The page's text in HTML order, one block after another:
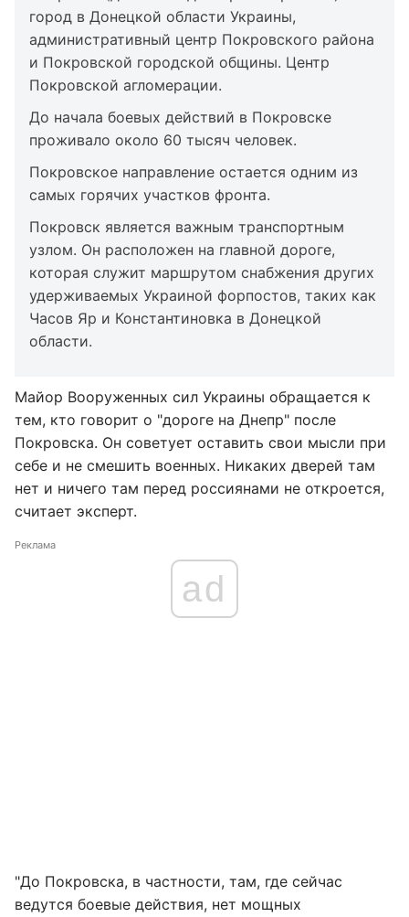
город в Донецкой области Украины,
административный центр Покровского района
и Покровской городской общины. Центр
Покровской агломерации.
До начала боевых действий в Покровске
проживало около 60 тысяч человек.
Покровское направление остается одним из
самых горячих участков фронта.
Покровск является важным транспортным
узлом. Он расположен на главной дороге,
которая служит маршрутом снабжения других
удерживаемых Украиной форпостов, таких как
Часов Яр и Константиновка в Донецкой
области.
Майор Вооруженных сил Украины обращается к
тем, кто говорит о "дороге на Днепр" после
Покровска. Он советует оставить свои мысли при
себе и не смешить военных. Никаких дверей там
нет и ничего там перед россиянами не откроется,
считает эксперт.
Реклама
ad
"До Покровска, в частности, там, где сейчас
ведутся боевые действия, нет мощных